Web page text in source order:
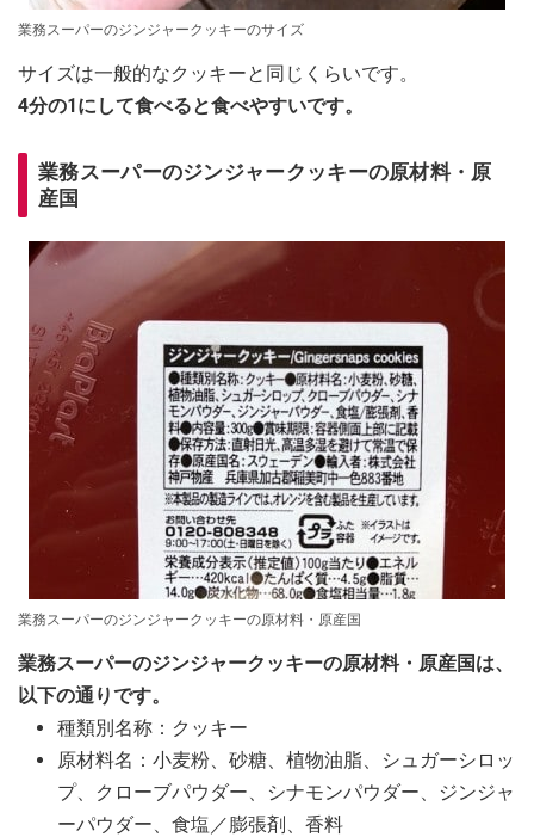
業務スーパーのジンジャークッキーのサイズ
サイズは一般的なクッキーと同じくらいです。
4分の1にして食べると食べやすいです。
業務スーパーのジンジャークッキーの原材料・原
産国
業務スーパーのジンジャークッキーの原材料・原産国
業務スーパーのジンジャークッキーの原材料・原産国は、
以下の通りです。
種類別名称：クッキー
原材料名：小麦粉、砂糖、植物油脂、シュガーシロッ
プ、クローブパウダー、シナモンパウダー、ジンジャ
ーパウダー、食塩／膨張剤、香料